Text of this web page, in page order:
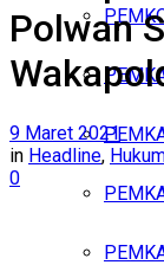
Jumat, Agustus 7,
Polwan
9 Maret 2021
in Headline,
0